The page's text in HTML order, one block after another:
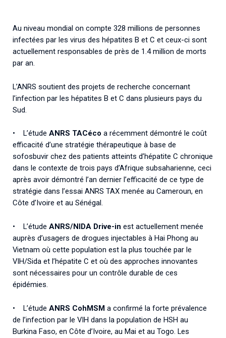
Au niveau mondial on compte 328 millions de personnes
infectées par les virus des hépatites B et C et ceux-ci sont
actuellement responsables de près de 1.4 million de morts
par an.
L’ANRS soutient des projets de recherche concernant
l’infection par les hépatites B et C dans plusieurs pays du
Sud.
• L’étude ANRS TACéco a récemment démontré le coût
efficacité d’une stratégie thérapeutique à base de
sofosbuvir chez des patients atteints d’hépatite C chronique
dans le contexte de trois pays d’Afrique subsaharienne, ceci
après avoir démontré l’an dernier l’efficacité de ce type de
stratégie dans l’essai ANRS TAX menée au Cameroun, en
Côte d’Ivoire et au Sénégal.
• L’étude ANRS/NIDA Drive-in est actuellement menée
auprès d’usagers de drogues injectables à Hai Phong au
Vietnam où cette population est la plus touchée par le
VIH/Sida et l’hépatite C et où des approches innovantes
sont nécessaires pour un contrôle durable de ces
épidémies.
• L’étude ANRS CohMSM a confirmé la forte prévalence
de l’infection par le VIH dans la population de HSH au
Burkina Faso, en Côte d’Ivoire, au Mai et au Togo. Les